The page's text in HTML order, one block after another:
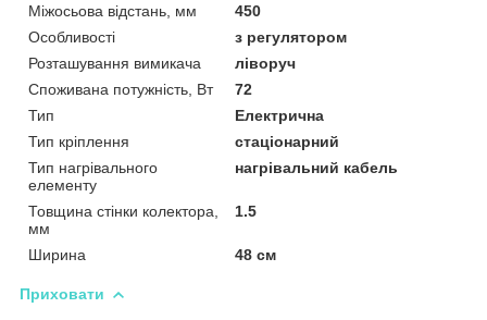
Міжосьова відстань, мм
450
Особливості
з регулятором
Розташування вимикача
ліворуч
Споживана потужність, Вт
72
Тип
Електрична
Тип кріплення
стаціонарний
Тип нагрівального
елементу
нагрівальний кабель
Товщина стінки колектора,
мм
1.5
Ширина 48 см
Приховати